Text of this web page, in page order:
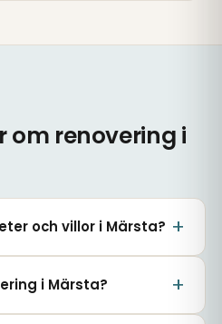
om renovering i
och villor i Märsta?
i Märsta?